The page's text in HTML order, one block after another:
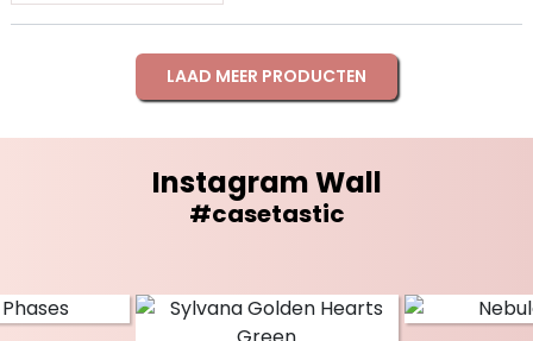
LAAD MEER PRODUCTEN
Instagram Wall
#casetastic